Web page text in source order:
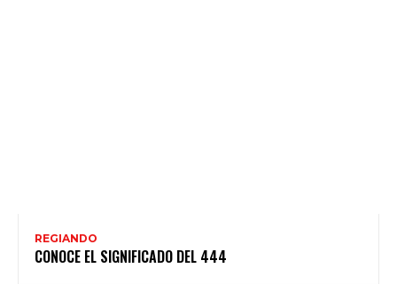
REGIANDO
CONOCE EL SIGNIFICADO DEL 444